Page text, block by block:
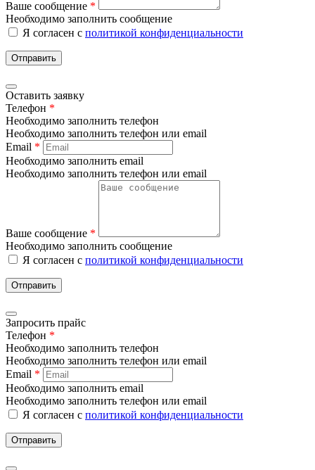
Ваше сообщение *
Необходимо заполнить сообщение
Я согласен с политикой конфиденциальности
Отправить
Оставить заявку
Телефон *
Необходимо заполнить телефон
Необходимо заполнить телефон или email
Email *
Необходимо заполнить email
Необходимо заполнить телефон или email
Ваше сообщение *
Необходимо заполнить сообщение
Я согласен с политикой конфиденциальности
Отправить
Запросить прайс
Телефон *
Необходимо заполнить телефон
Необходимо заполнить телефон или email
Email *
Необходимо заполнить email
Необходимо заполнить телефон или email
Я согласен с политикой конфиденциальности
Отправить